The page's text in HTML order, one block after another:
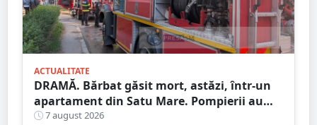
ACTUALITATE
DRAMĂ. Bărbat găsit mort, astăzi, într-un
apartament din Satu Mare. Pompierii au
spart ușa
7 august 2026